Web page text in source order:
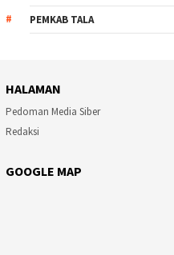
PEMKAB TALA
HALAMAN
Pedoman Media Siber
Redaksi
GOOGLE MAP